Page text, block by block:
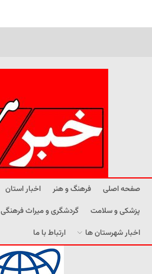
صفحه اصلی فرهنگ و هنر اخبار استان
پزشکی و سلامت
گردشگری و میراث فرهنگی
اخبار شهرستان ها
ارتباط با ما